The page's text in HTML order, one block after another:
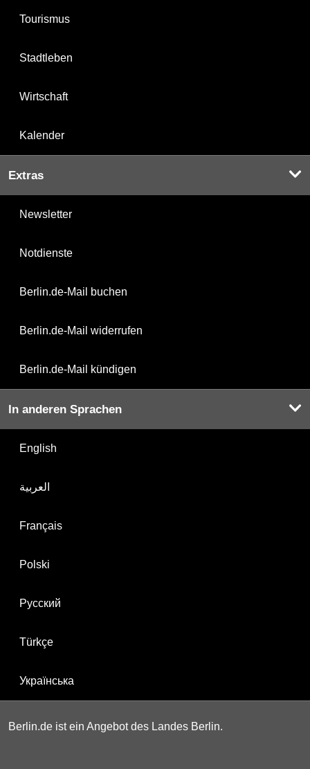
Tourismus
Stadtleben
Wirtschaft
Kalender
Extras
Newsletter
Notdienste
Berlin.de-Mail buchen
Berlin.de-Mail widerrufen
Berlin.de-Mail kündigen
In anderen Sprachen
English
العربية
Français
Polski
Русский
Türkçe
Українська
Berlin.de ist ein Angebot des Landes Berlin.